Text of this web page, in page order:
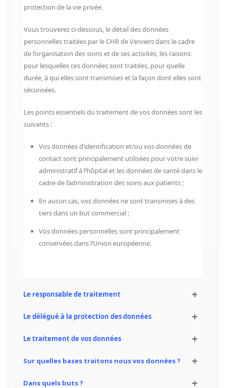
protection de la vie privée.
Vous trouverez ci-dessous, le détail des données
personnelles traitées par le CHR de Verviers dans le cadre
de l’organisation des soins et de ses activités, les raisons
pour lesquelles ces données sont traitées, pour quelle
durée, à qui elles sont transmises et la façon dont elles sont
sécurisées.
Les points essentiels du traitement de vos données sont les
suivants :
Vos données d’identification et/ou vos données de
contact sont principalement utilisées pour votre suivi
administratif à l’hôpital et les données de santé dans le
cadre de l’administration des soins aux patients ;
En aucun cas, vos données ne sont transmises à des
tiers dans un but commercial ;
Vos données personnelles sont principalement
conservées dans l’Union européenne.
Le responsable de traitement
Le délégué à la protection des données
Le traitement de vos données
Sur quelles bases traitons nous vos données?
Dans quels buts ?